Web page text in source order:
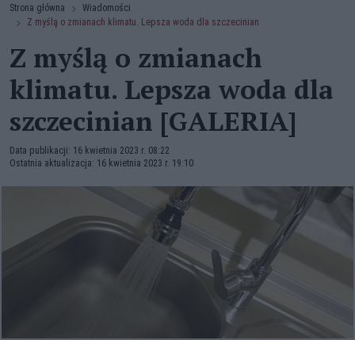
Strona główna
Wiadomości
Z myślą o zmianach klimatu. Lepsza woda dla szczecinian
Z myślą o zmianach
klimatu. Lepsza woda dla
szczecinian [GALERIA]
Data publikacji: 16 kwietnia 2023 r. 08:22
Ostatnia aktualizacja: 16 kwietnia 2023 r. 19:10